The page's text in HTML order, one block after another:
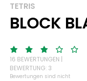
TETRIS
BLOCK
16 BEWERTUNGEN |
BEWERTUNG: 3
Bewertungen sind nicht